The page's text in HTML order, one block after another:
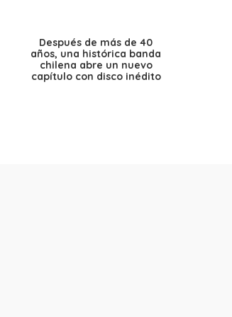
Después de más de 40
años, una histórica banda
chilena abre un nuevo
capítulo con disco inédito